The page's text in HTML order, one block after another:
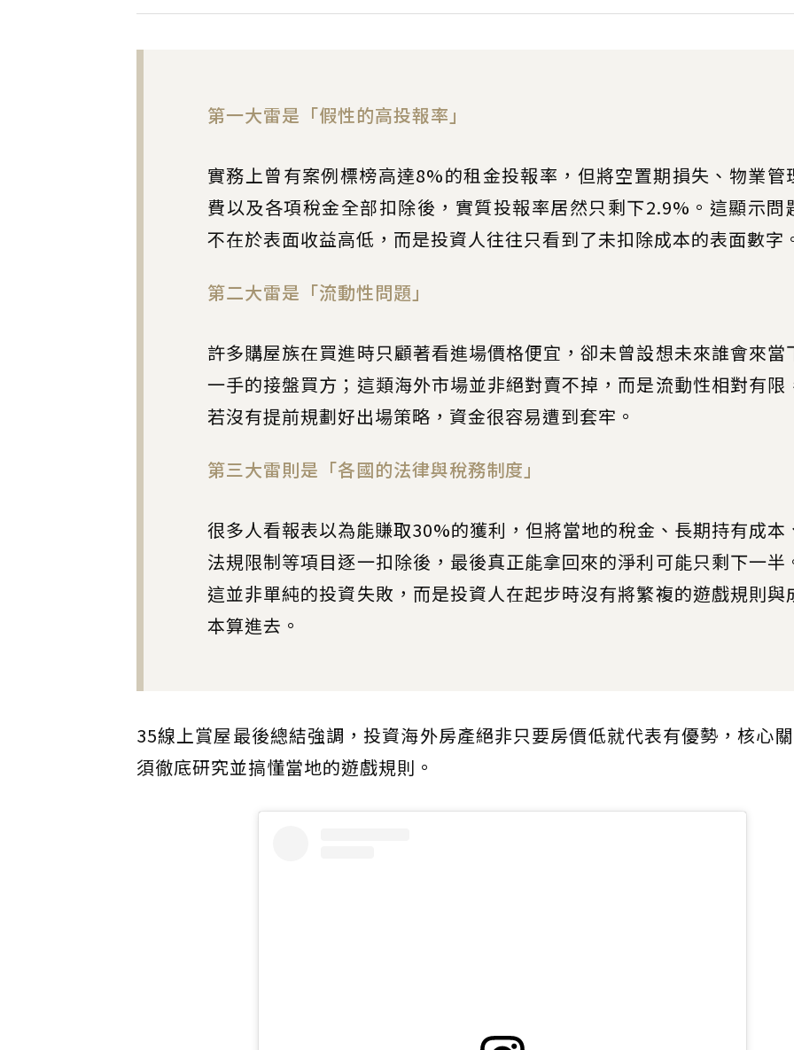
第一大雷是「假性的高投報率」
實務上曾有案例標榜高達8%的租金投報率，但將空置期損失、物業管
費以及各項稅金全部扣除後，實質投報率居然只剩下2.9%。這顯示問
不在於表面收益高低，而是投資人往往只看到了未扣除成本的表面數字
第二大雷是「流動性問題」
許多購屋族在買進時只顧著看進場價格便宜，卻未曾設想未來誰會來當
一手的接盤買方；這類海外市場並非絕對賣不掉，而是流動性相對有限
若沒有提前規劃好出場策略，資金很容易遭到套牢。
第三大雷則是「各國的法律與稅務制度」
很多人看報表以為能賺取30%的獲利，但將當地的稅金、長期持有成本
法規限制等項目逐一扣除後，最後真正能拿回來的淨利可能只剩下一半
這並非單純的投資失敗，而是投資人在起步時沒有將繁複的遊戲規則與
本算進去。
35線上賞屋最後總結強調，投資海外房產絕非只要房價低就代表有優勢，核心
須徹底研究並搞懂當地的遊戲規則。